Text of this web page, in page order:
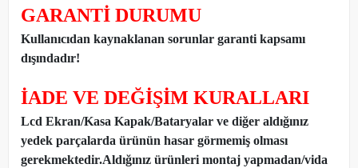
GARANTİ DURUMU
Kullanıcıdan kaynaklanan sorunlar garanti kapsamı
dışındadır!
İADE VE DEĞİŞİM KURALLARI
Lcd Ekran/Kasa Kapak/Bataryalar ve diğer aldığınız
yedek parçalarda ürünün hasar görmemiş olması
gerekmektedir.Aldığınız ürünleri montaj yapmadan/vida